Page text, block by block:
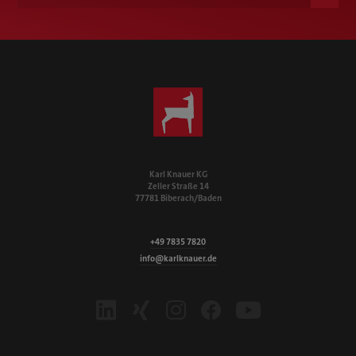
Karl Knauer KG
Zeller Straße 14
77781 Biberach/Baden
+49 7835 7820
info@karlknauer.de